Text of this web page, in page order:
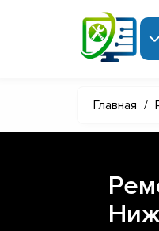
Главная /